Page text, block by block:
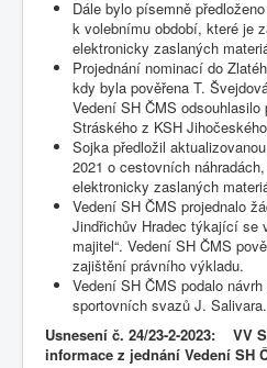
Dále bylo písemně
k volebnímu období, které je
elektronicky zaslaných
Projednání nominací do
kdy byla pověřena T.
Vedení SH ČMS
Stráského z KSH
Sojka předložil
2021 o cestovních
elektronicky zaslaných
Vedení SH ČMS projednalo
Jindřichův Hradec týkající se
majitel“. Vedení SH ČMS
zajištění právního výkladu.
Vedení SH ČMS podalo
sportovních svazů J. Salivara.
Usnesení č. 24/23-2-2023: VV
informace z jednání Vedení SH